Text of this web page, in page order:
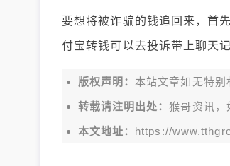
要想将被诈骗的钱追回来，首
付宝转钱可以去投诉带上聊天
版权声明： 本站文章如无特
转载请注明出处：猴哥资讯，
本文地址： https://